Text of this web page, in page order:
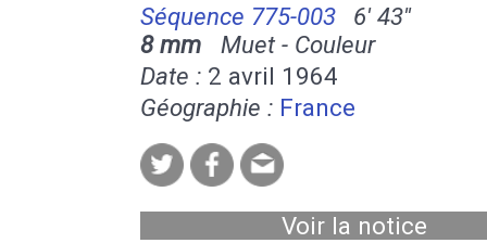
Séquence 775-003
6' 43''
8 mm Muet - Couleur
Date : 2 avril 1964
Géographie : France
Voir la notice